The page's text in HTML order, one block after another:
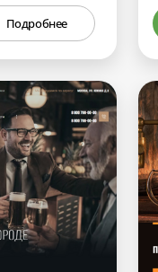
Подробнее